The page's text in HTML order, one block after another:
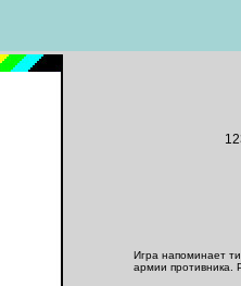
Игра напоминает
армии противника.